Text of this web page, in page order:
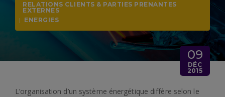
RELATIONS CLIENTS & PARTIES PRENANTES
EXTERNES
| ENERGIES
09
DÉC
2015
L’organisation d’un système énergétique diffère selon le